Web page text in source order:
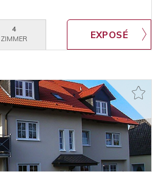
4
ZIMMER